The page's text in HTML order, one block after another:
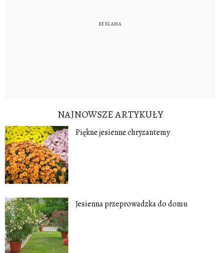
NAJNOWSZE ARTYKUŁY
Piękne jesienne chryzantemy
Jesienna przeprowadzka do domu